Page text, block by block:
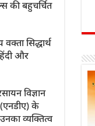
की बहुचर्चित
सिद्धार्थ
और
विज्ञान
(एनडीए) के
व्यक्तित्व